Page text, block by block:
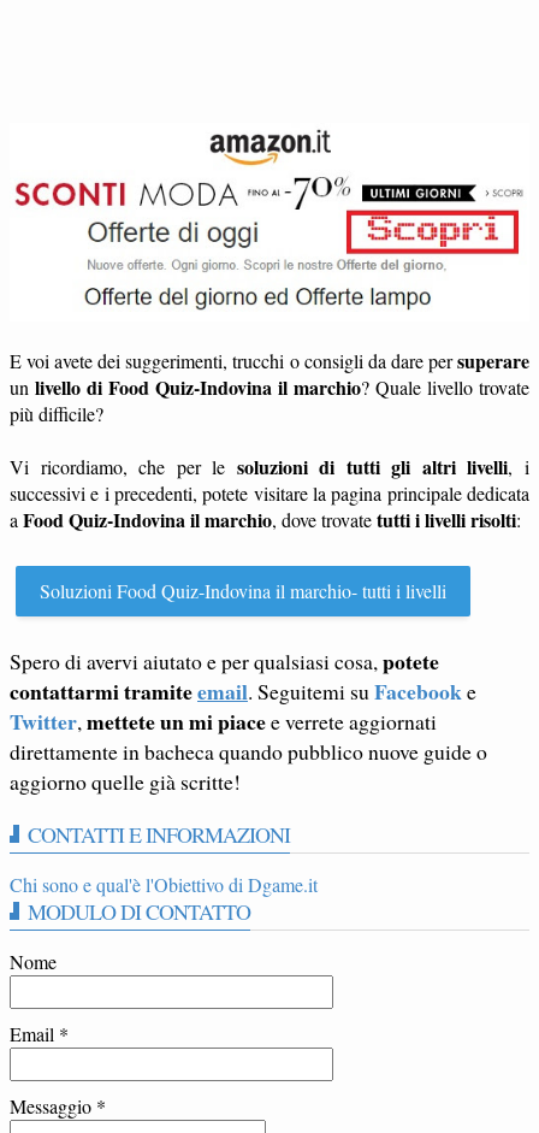
E voi avete dei suggerimenti, trucchi o consigli da dare persuperare
un livello di Food Quiz-Indovina il marchio? Quale livello trovate
più difficile?
Vi ricordiamo, che per le soluzioni di tutti gli altri livelli, i
successivi e i precedenti, potete visitare la pagina principale dedicata
a Food Quiz-Indovina il marchio, dove trovatetutti i livelli risolti:
Soluzioni Food Quiz-Indovina il marchio- tutti i livelli
Spero di avervi aiutato e per qualsiasi cosa, potete
contattarmi tramiteemail. Seguitemi su Facebooke
Twitter, mettete un mi piacee verrete aggiornati
direttamente in bacheca quando pubblico nuove guide o
aggiorno quelle già scritte!
CONTATTI E INFORMAZIONI
Chi sono e qual'è l'Obiettivo di Dgame.it
MODULO DI CONTATTO
Nome
Email *
Messaggio *